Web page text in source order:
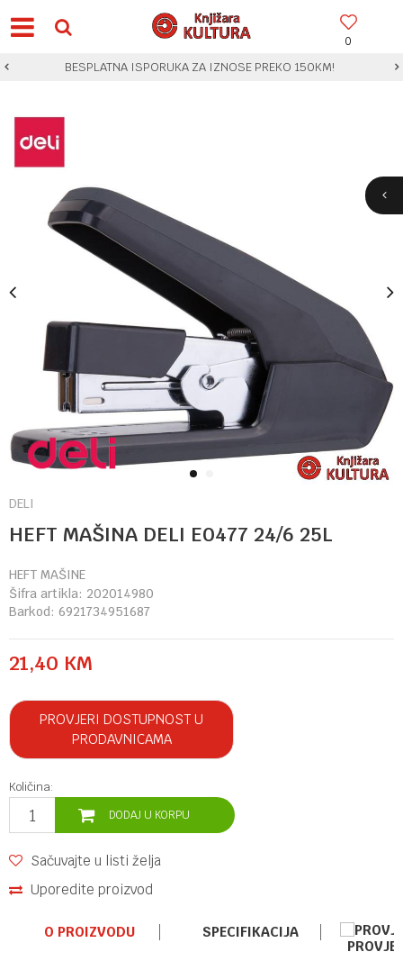
0
BESPLATNA ISPORUKA ZA IZNOSE PREKO 150KM!
1
DELI
HEFT MAŠINA DELI E0477 24/6 25L
HEFT MAŠINE
Šifra artikla: 202014980
Barkod: 6921734951687
21,40 KM
PROVJERI DOSTUPNOST U
PRODAVNICAMA
Količina:
DODAJ U KORPU
Sačuvajte u listi želja
Uporedite proizvod
O PROIZVODU
SPECIFIKACIJA